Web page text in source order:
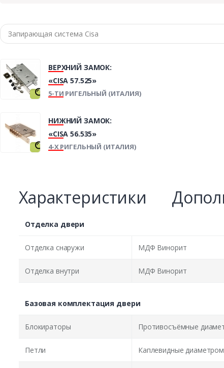
ВЕРХНИЙ ЗАМОК:
«CISA 57.525»
5-ТИ РИГЕЛЬНЫЙ (ИТАЛИЯ)
НИЖНИЙ ЗАМОК:
«CISA 56.535»
4-Х РИГЕЛЬНЫЙ (ИТАЛИЯ)
Характеристики
Отделка двери
Отделка снаружи МДФ Винорит
Отделка внутри МДФ Винорит
Базовая комплектация двери
Блокираторы Противосъёмные
Петли Каплевидные